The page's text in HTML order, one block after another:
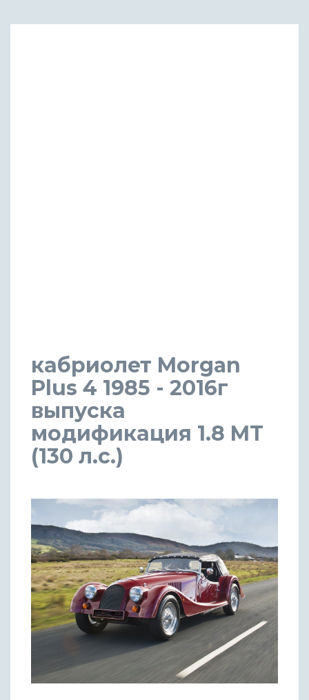
кабриолет Morgan
Plus 4 1985 - 2016г
выпуска
модификация 1.8 MT
(130 л.с.)